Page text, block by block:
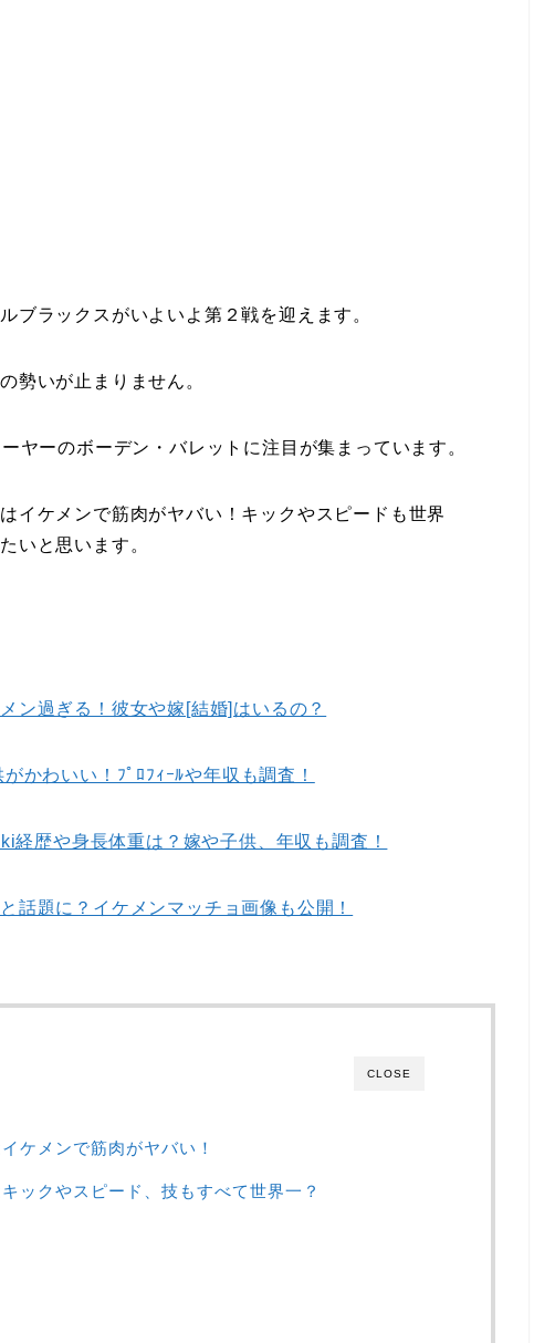
ブラックスがいよいよ第２戦を迎えます。
勢いが止まりません。
ヤーのボーデン・バレットに注目が集まっています。
イケメンで筋肉がヤバい！キックやスピードも世界
いと思います。
ン過ぎる！彼女や嫁[結婚]はいるの？
かわいい！ﾌﾟﾛﾌｨｰﾙや年収も調査！
経歴や身長体重は？嫁や子供、年収も調査！
話題に？イケメンマッチョ画像も公開！
CLOSE
ケメンで筋肉がヤバい！
ックやスピード、技もすべて世界一？